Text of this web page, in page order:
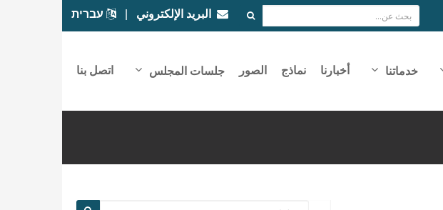
البريد الإلكتروني עברית
خدماتنا أخبارنا نماذج الصور جلسات المجلس اتصل بنا